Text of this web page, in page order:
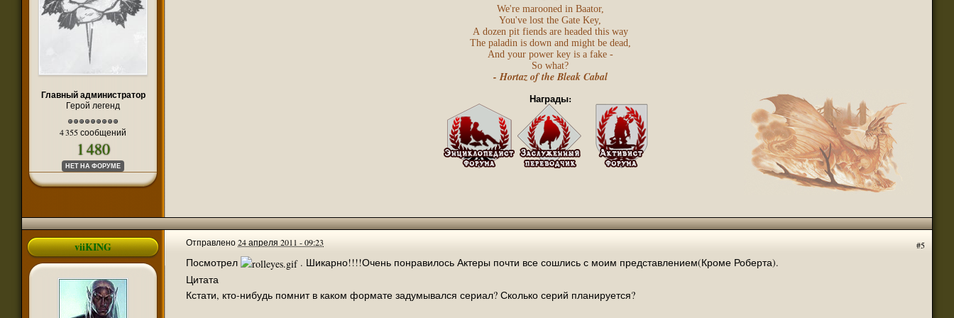
@ naugrim : А причем тут издательство? У автора не было анонса книги
nikola26 :
@naugrim в комментариях к посту издательство написало, что книга еще в печати.
Прошла инфа о второй книге в трилогии Поколения Сальваторе "Предел не положен" ,https://m.vk.com/wall-2976989_129566?from=fantastikabookclub?
from=post&post_bottom=1#comments при этом на офф.сайте да и вообще ни где больше об этом нет. Кто нибудь в курсе?
@ nikola26 : Сейчас переоткрою, пиши
@
Easter
nikola26 (23 сентября 2021 - 03:29 )
Друзья! В группе один энтузиаст сделал фигурку Дзирта. По-моему получилось отлично. Зацените. https://vk.com/abeir...all-14647_19871
jackal tm (19 августа 2021 - 05:26 )
@nikola26 прочитал пролог. Свою версию можно даже не открывать, там вроде и похоже, но явно не то.
nikola26 (18 августа 2021 - 11:22 )
jackal tm (18 августа 2021 - 10:23 )
@nikola26 это само собой. Просто маэстро занят пока, решил попробовать сам таким вот образом)
@
(17 августа 2021 - 10:46 )
jackal tm, просьба не выкладывать здесь ссылку на этот перевод, только в личку желающим. Зачем портить впечатление, лучше дождаться литературного.
(17 августа 2021 - 03:30 )
@ nikola26 : (04 августа 2021 - 09:26 )
Естественно на английском языке
@ nikola26 : (04 августа 2021 - 09:25 )
Новая книга Сальваторе "Звёздный анклав" на сайте
@ naugrim : Господа есть пролог и вступление новой книги Сальваторе, но доступ только в режиме предосмотра тутhttps://preview.aer....il=1&emailcap=0
Bastian :
Красавцы, чё!
nikola26 :
С учетом продления доменов следующим летом из этих средств, у нас всё оплачено до января 2023 года.
Главный администратор
Герой легенд
4 355 сообщений
1 480
НЕТ НА ФОРУМЕ
We're marooned in Baator,
You've lost the Gate Key,
A dozen pit fiends are headed this way
The paladin is down and might be dead,
And your power key is a fake -
So what?
- Hortaz of the Bleak Cabal
Награды:
#5
viiKING Отправлено24 апреля 2011 - 09:23
Посмотрел
. Шикарно!!!!Очень понравилось Актеры почти все сошлись с моим представлением(Кроме Роберта).
Цитата
Кстати, кто-нибудь помнит в каком формате задумывался сериал? Сколько серий планируется?